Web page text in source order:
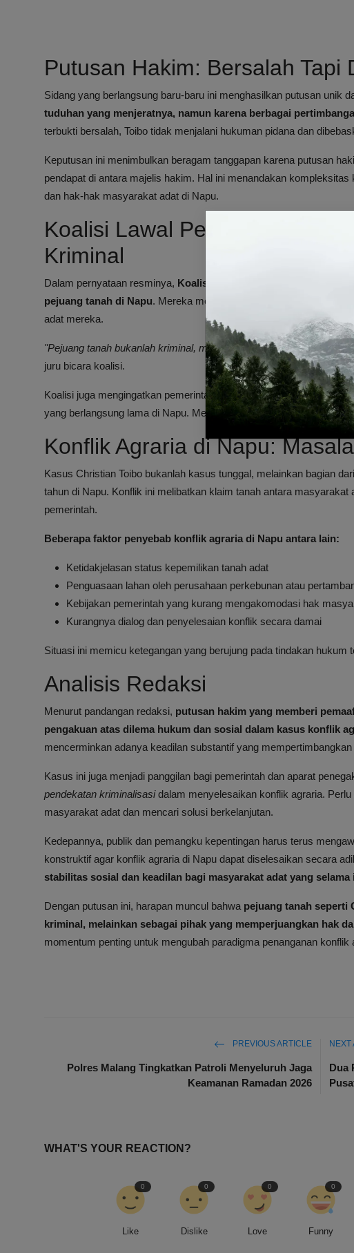
Putusan Hakim: Bersalah Tapi
Sidang yang berlangsung baru-baru ini menghasilkan putusan unik
tuduhan yang menjeratnya, namun karena berbagai
terbukti bersalah, Toibo tidak menjalani hukuman pidana dan
Keputusan ini menimbulkan beragam tanggapan karena putusan
pendapat di antara majelis hakim. Hal ini menandakan
dan hak-hak masyarakat adat di Napu.
Koalisi Lawal Pekurehua:
Kriminal
Dalam pernyataan resminya, Koalisi Lawal Pekurehua
pejuang tanah di Napu. Mereka menolak narasi kriminalisasi
adat mereka.
"Pejuang tanah bukanlah kriminal, mereka membela hak hidup dan
juru bicara koalisi.
Koalisi juga mengingatkan pemerintah serta aparat hukum agar
yang berlangsung lama di Napu. Mereka menuntut penyelesaian
Konflik Agraria di Napu:
Kasus Christian Toibo bukanlah kasus tunggal, melainkan bagian
tahun di Napu. Konflik ini melibatkan klaim tanah antara
pemerintah.
Beberapa faktor penyebab konflik agraria di Napu antara lain:
Ketidakjelasan status kepemilikan tanah adat
Penguasaan lahan oleh perusahaan perkebunan atau
Kebijakan pemerintah yang kurang mengakomodasi hak
Kurangnya dialog dan penyelesaian konflik secara damai
Situasi ini memicu ketegangan yang berujung pada tindakan hukum
Analisis Redaksi
Menurut pandangan redaksi, putusan hakim yang memberi
pengakuan atas dilema hukum dan sosial dalam kasus konflik
mencerminkan adanya keadilan substantif yang
Kasus ini juga menjadi panggilan bagi pemerintah dan aparat
pendekatan kriminalisasidalam menyelesaikan konflik agraria.
masyarakat adat dan mencari solusi berkelanjutan.
Kedepannya, publik dan pemangku kepentingan harus terus
konstruktif agar konflik agraria di Napu dapat diselesaikan secara
stabilitas sosial dan keadilan bagi masyarakat adat yang
Dengan putusan ini, harapan muncul bahwa pejuang tanah seperti
kriminal, melainkan sebagai pihak yang memperjuangkan hak
momentum penting untuk mengubah paradigma penanganan konflik
PREVIOUS ARTICLE
Polres Malang Tingkatkan Patroli Menyeluruh Jaga
Keamanan Ramadan 2026
NEXT
Dua
WHAT'S YOUR REACTION?
Like
0
Dislike
0
Love
0
Funny
0